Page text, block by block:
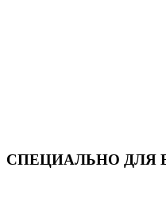
СПЕЦИАЛЬНО ДЛЯ